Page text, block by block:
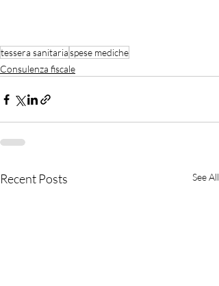
tessera sanitariaspese mediche
Consulenza fiscale
Recent Posts See All